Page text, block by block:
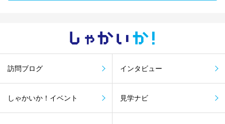
しゃかい か！
訪問ブログ インタビュー
しゃかいか！イベント 見学ナビ